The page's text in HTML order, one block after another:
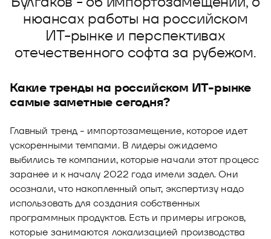
Новости
Видео и аудио
Юнион - решение для автоматизации
рекрутмента
Кейсы клиентов
Новости и публикации
Пилотный проект
Документы
Оазис - платформа для автоматизации
нюансах работы на российском
ИТ-рынке и перспективах
отечественного софта за рубежом.
Какие тренды на российском ИТ-рынке
самые заметные сегодня?
Главный тренд - импортозамещение, которое идет
ускоренными темпами. В лидеры ожидаемо
выбились те компании, которые начали этот процесс
заранее и к началу 2022 года имели задел. Они
осознали, что накопленный опыт, экспертизу надо
использовать для создания собственных
программных продуктов. Есть и примеры игроков,
которые занимаются локализацией производства